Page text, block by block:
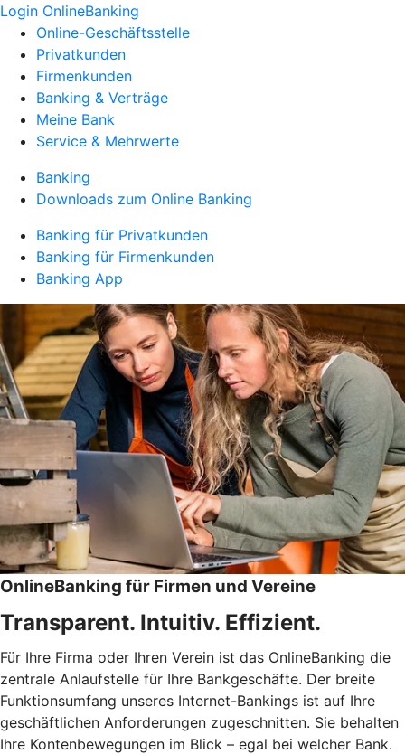
Login OnlineBanking
Online-Geschäftsstelle
Privatkunden
Firmenkunden
Banking & Verträge
Meine Bank
Service & Mehrwerte
Banking
Downloads zum Online Banking
Banking für Privatkunden
Banking für Firmenkunden
Banking App
OnlineBanking für Firmen und Vereine
Transparent. Intuitiv. Effizient.
Für Ihre Firma oder Ihren Verein ist das OnlineBanking die
zentrale Anlaufstelle für Ihre Bankgeschäfte. Der breite
Funktionsumfang unseres Internet-Bankings ist auf Ihre
geschäftlichen Anforderungen zugeschnitten. Sie behalten
Ihre Kontenbewegungen im Blick – egal bei welcher Bank.